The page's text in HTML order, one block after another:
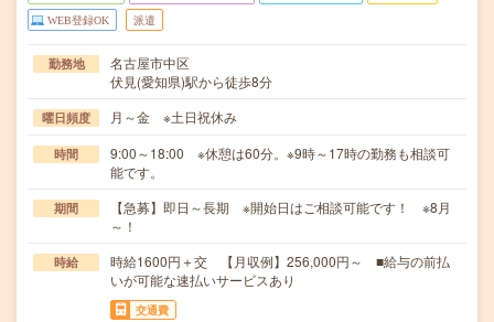
WEB登録OK 派遣
勤務地
名古屋市中区
伏見(愛知県)駅から徒歩8分
曜日頻度 月～金 ※土日祝休み
時間
9:00～18:00 ※休憩は60分。※9時～17時の勤務も相談可
能です。
期間
【急募】即日～長期 ※開始日はご相談可能です！ ※8月
～！
時給
時給1600円＋交 【月収例】256,000円～ ■給与の前払
いが可能な速払いサービスあり
交通費